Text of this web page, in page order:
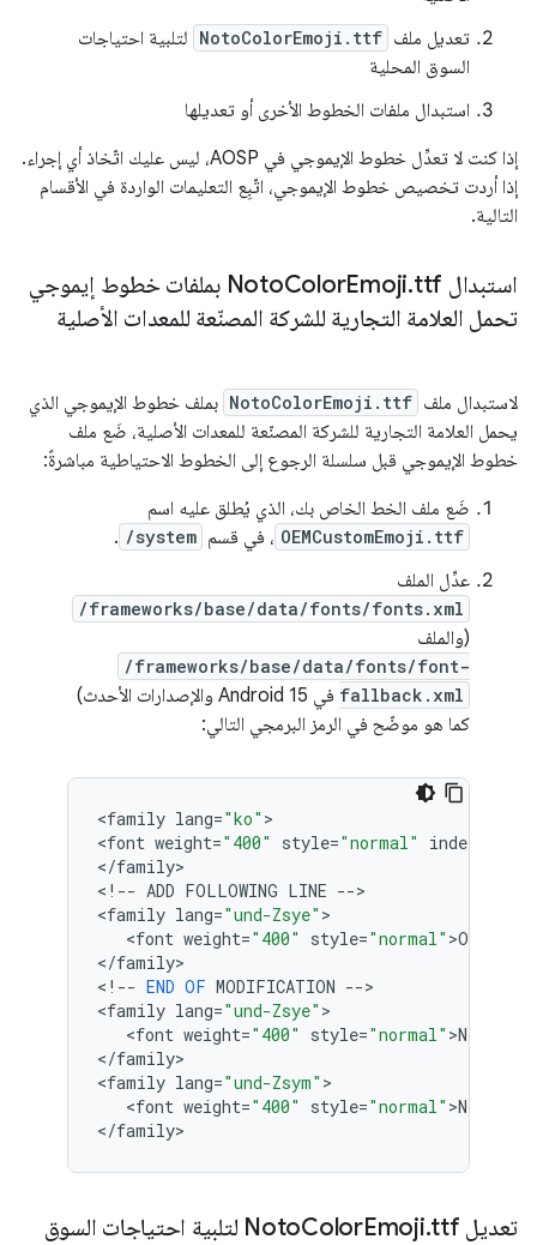
تعديل ملف NotoColorEmoji.ttf لتلبية احتياجات
السوق المحلية
استبدال ملفات الخطوط الأخرى أو تعديلها
إذا كنت لا تعدِّل خطوط الإيموجي في AOSP، ليس عليك اتّخاذ أي إجراء.
إذا أردت تخصيص خطوط الإيموجي، اتّبِع التعليمات الواردة في الأقسام
التالية.
استبدال Noto ColorEmoji.
ttf بملفات خطوط إيموجي
تحمل العلامة التجارية للشركة المصنّعة للمعدات الأصلية
لاستبدال ملف NotoColorEmoji.ttf بملف خطوط الإيموجي الذي
يحمل العلامة التجارية للشركة المصنّعة للمعدات الأصلية، ضَع ملف
خطوط الإيموجي قبل سلسلة الرجوع إلى الخطوط الاحتياطية مباشرةً:
ضَع ملف الخط الخاص بك، الذي يُطلق عليه اسم
OEMCustomEmoji.ttf ، في قسم /system
.
عدِّل الملف
/frameworks/base/data/fonts/fonts.xml
(والملف
/frameworks/base/data/fonts/font-
fallback.xml
في Android 15 والإصدارات الأحدث)
كما هو موضّح في الرمز البرمجي التالي:
<family lang="ko" >
<font weight="400" style="normal" index
</family>
< ! -- ADD FOLLOWING LINE -->
<family lang="und-Zsye" >
   <
font weight="400" style="normal" >
</family>
< ! -- END OF MODIFICATION -->
<family lang="und-Zsye" >
   <
font weight="400" style="normal" >
</family>
<family lang="und-Zsym" >
   <
font weight="400" style="normal" >
</family
تعديل Noto ColorEmoji.
ttf لتلبية احتياجات السوق